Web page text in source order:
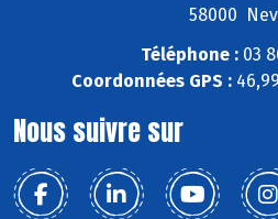
58000
Téléphone :03
Coordonnées GPS :
Nous suivre sur